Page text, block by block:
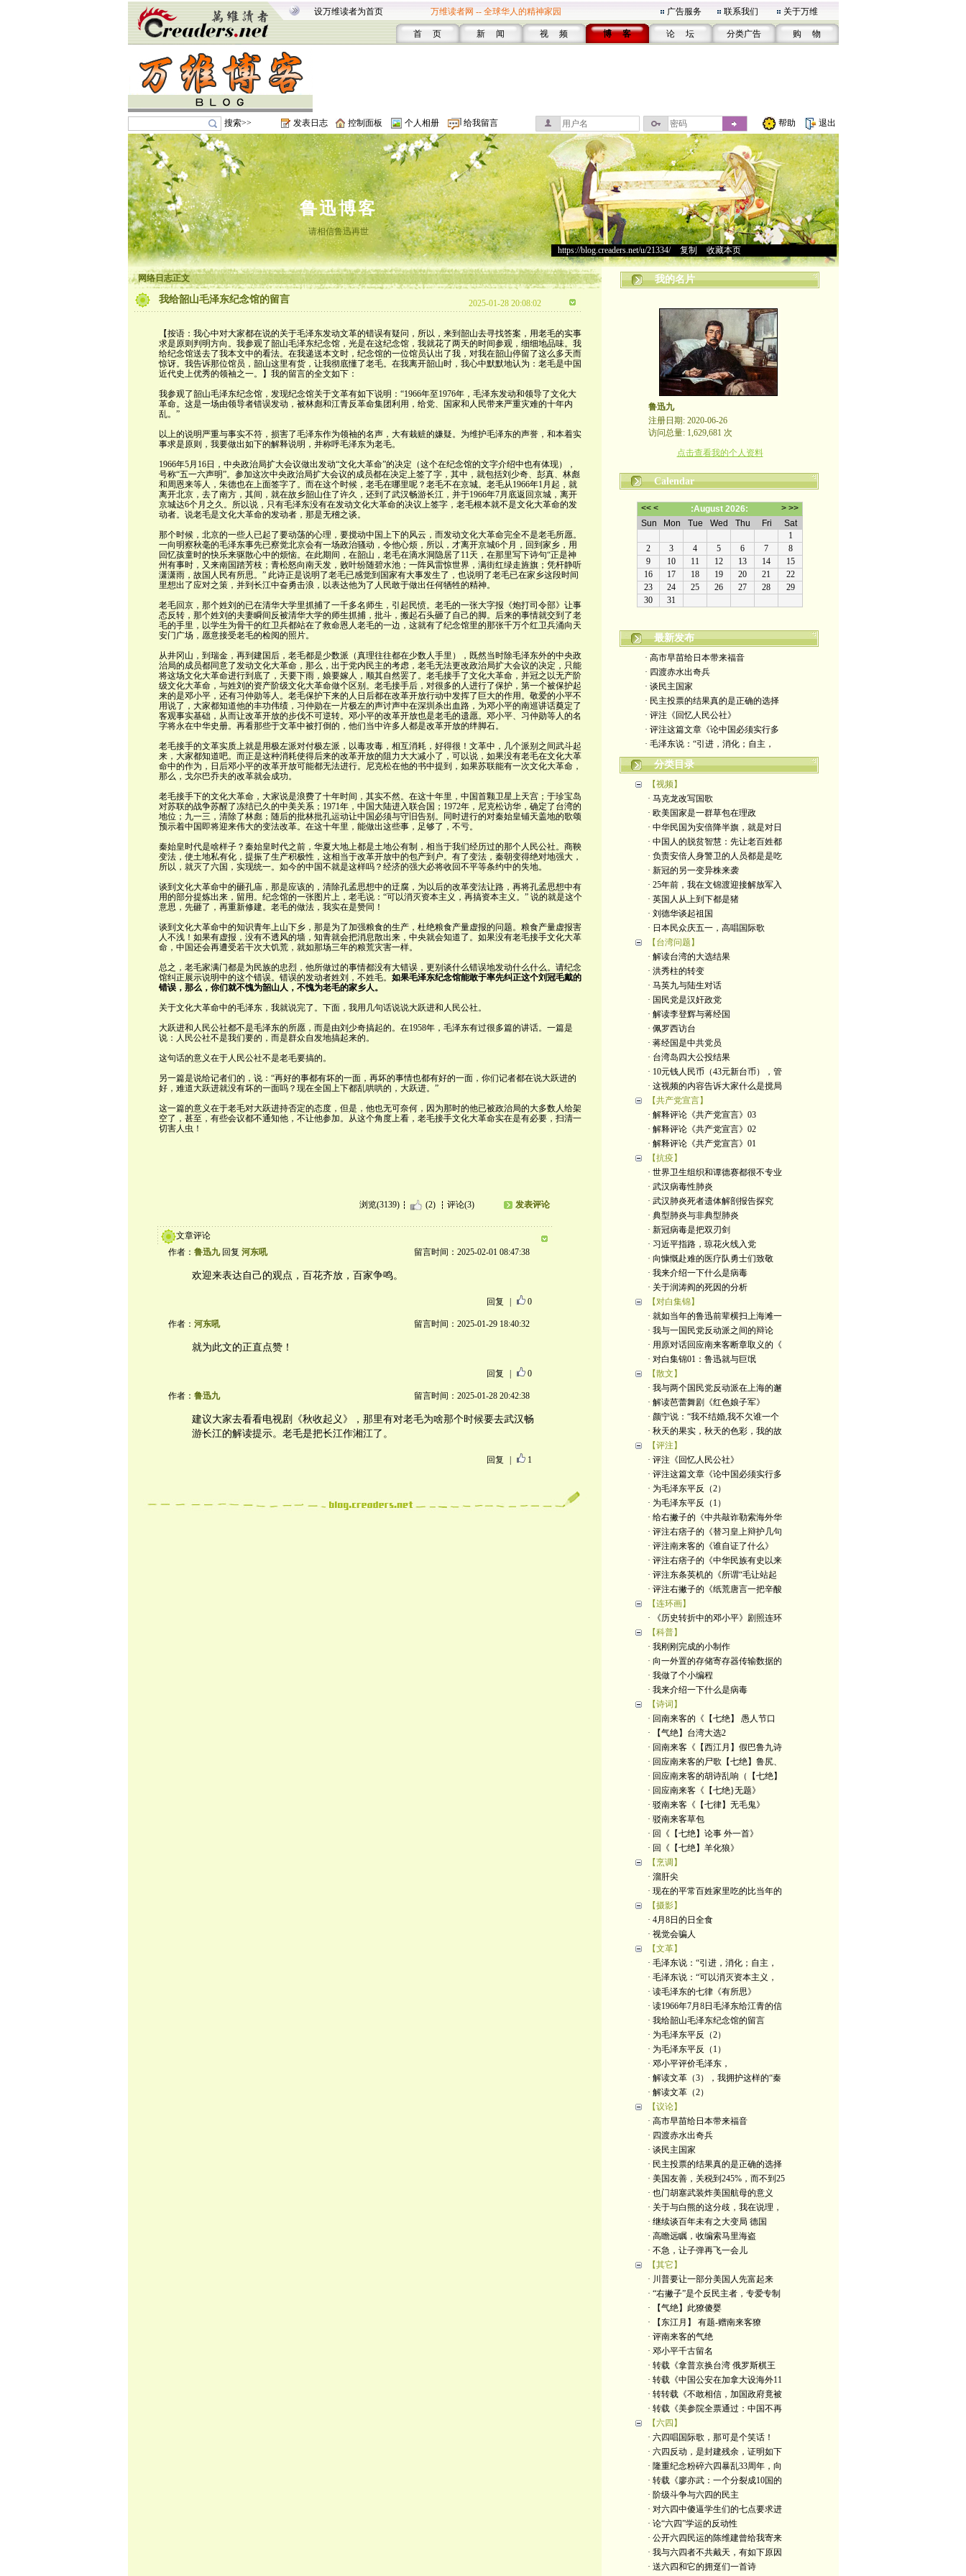
设万维读者为首页 万维读者网 -- 全球华人的精神家园 广告服务 联系我们 关于万维
首 页 新 闻 视 频 博 客 论 坛 分类广告 购 物
搜索>> 发表日志 控制面板 个人相册 给我留言 帮助 退出
鲁迅博客
请相信鲁迅再世
https://blog.creaders.net/u/21334/> 复制 收藏本页
网络日志正文
我给韶山毛泽东纪念馆的留言 2025-01-28 20:08:02
【按语：我心中对大家都在说的关于毛泽东发动文革的错误有疑问，所以，来到韶山去寻找答案，用老毛的实事
求是原则判明方向。我参观了韶山毛泽东纪念馆，光是在这纪念馆，我就花了两天的时间参观，细细地品味。我
给纪念馆送去了我本文中的看法。在我递送本文时，纪念馆的一位馆员认出了我，对我在韶山停留了这么多天而
惊讶。我告诉那位馆员，韶山这里有货，让我彻底懂了老毛。在我离开韶山时，我心中默默地认为：老毛是中国
近代史上优秀的领袖之一。】我的留言的全文如下：
我参观了韶山毛泽东纪念馆，发现纪念馆关于文革有如下说明：“1966年至1976年，毛泽东发动和领导了文化大
革命。这是一场由领导者错误发动，被林彪和江青反革命集团利用，给党、国家和人民带来严重灾难的十年内
乱。”
以上的说明严重与事实不符，损害了毛泽东作为领袖的名声，大有栽赃的嫌疑。为维护毛泽东的声誉，和本着实
事求是原则，我要做出如下的解释说明，并称呼毛泽东为老毛。
1966年5月16日，中央政治局扩大会议做出发动“文化大革命”的决定（这个在纪念馆的文字介绍中也有体现），
号称“五一六声明”。参加这次中央政治局扩大会议的成员都在决定上签了字，其中，就包括刘少奇、彭真、林彪
和周恩来等人，朱德也在上面签字了。而在这个时候，老毛在哪里呢？老毛不在京城。老毛从1966年1月起，就
离开北京，去了南方，其间，就在故乡韶山住了许久，还到了武汉畅游长江，并于1966年7月底返回京城，离开
京城达6个月之久。所以说，只有毛泽东没有在发动文化大革命的决议上签字，老毛根本就不是文化大革命的发
动者。说老毛是文化大革命的发动者，那是无稽之谈。
那个时候，北京的一些人已起了要动荡的心理，要搅动中国上下的风云，而发动文化大革命完全不是老毛所愿。
一向明察秋毫的毛泽东事先已察觉北京会有一场政治骚动，令他心烦，所以，才离开京城6个月，回到家乡，用
回忆孩童时的快乐来驱散心中的烦恼。在此期间，在韶山，老毛在滴水洞隐居了11天，在那里写下诗句“正是神
州有事时，又来南国踏芳枝；青松怒向南天发，败叶纷随碧水池；一阵风雷惊世界，满街红绿走旌旗；凭杆静听
潇潇雨，故国人民有所思。” 此诗正是说明了老毛已感觉到国家有大事发生了，也说明了老毛已在家乡这段时间
里想出了应对之策，并到长江中奋勇击浪，以表达他为了人民敢于做出任何牺牲的精神。
老毛回京，那个姓刘的已在清华大学里抓捕了一千多名师生，引起民愤。老毛的一张大字报《炮打司令部》让事
态反转，那个姓刘的夫妻瞬间反被清华大学的师生抓捕，批斗，搬起石头砸了自己的脚。后来的事情就交到了老
毛的手里，以学生为骨干的红卫兵都站在了救命恩人老毛的一边，这就有了纪念馆里的那张千万个红卫兵涌向天
安门广场，愿意接受老毛的检阅的照片。
从井冈山，到瑞金，再到建国后，老毛都是少数派（真理往往都在少数人手里），既然当时除毛泽东外的中央政
治局的成员都同意了发动文化大革命，那么，出于党内民主的考虑，老毛无法更改政治局扩大会议的决定，只能
将这场文化大革命进行到底了，天要下雨，娘要嫁人，顺其自然罢了。老毛接手了文化大革命，并冠之以无产阶
级文化大革命，与姓刘的资产阶级文化大革命做个区别。老毛接手后，对很多的人进行了保护，第一个被保护起
来的是邓小平，还有习仲勋等人。老毛保护下来的人日后都在改革开放行动中发挥了巨大的作用。敬爱的小平不
用说了，大家都知道他的丰功伟绩，习仲勋在一片极左的声讨声中在深圳杀出血路，为邓小平的南巡讲话奠定了
客观事实基础，从而让改革开放的步伐不可逆转。邓小平的改革开放也是老毛的遗愿。邓小平、习仲勋等人的名
字将永在中华史册。再看那些于文革中被打倒的，他们当中许多人都是改革开放的绊脚石。
老毛接手的文革实质上就是用极左派对付极左派，以毒攻毒，相互消耗，好得很！文革中，几个派别之间武斗起
来，大家都知道吧。而正是这种消耗使得后来的改革开放的阻力大大减小了，可以说，如果没有老毛在文化大革
命中的作为，日后邓小平的改革开放可能都无法进行。尼克松在他的书中提到，如果苏联能有一次文化大革命，
那么，戈尔巴乔夫的改革就会成功。
老毛接手下的文化大革命，大家说是浪费了十年时间，其实不然。在这十年里，中国首颗卫星上天宫；于珍宝岛
对苏联的战争苏醒了冻结已久的中美关系；1971年，中国大陆进入联合国；1972年，尼克松访华，确定了台湾的
地位；九一三，清除了林彪；随后的批林批孔运动让中国必须与守旧告别。同时进行的对秦始皇铺天盖地的歌颂
预示着中国即将迎来伟大的变法改革。在这十年里，能做出这些事，足够了，不亏。
秦始皇时代是啥样子？秦始皇时代之前，华夏大地上都是土地公有制，相当于我们经历过的那个人民公社。商鞅
变法，使土地私有化，提振了生产积极性，这相当于改革开放中的包产到户。有了变法，秦朝变得绝对地强大，
所以，就灭了六国，实现统一。如今的中国不就是这样吗？经济的强大必将收回不平等条约中的失地。
谈到文化大革命中的砸孔庙，那是应该的，清除孔孟思想中的迂腐，为以后的改革变法让路，再将孔孟思想中有
用的部分提炼出来，留用。纪念馆的一张图片上，老毛说：“可以消灭资本主义，再搞资本主义。” 说的就是这个
意思，先砸了，再重新修建。老毛的做法，我实在是赞同！
谈到文化大革命中的知识青年上山下乡，那是为了加强粮食的生产，杜绝粮食产量虚报的问题。粮食产量虚报害
人不浅！如果有虚报，没有不透风的墙，知青就会把消息散出来，中央就会知道了。如果没有老毛接手文化大革
命，中国还会再遭受若干次大饥荒，就如那场三年的粮荒灾害一样。
总之，老毛家满门都是为民族的忠烈，他所做过的事情都没有大错误，更别谈什么错误地发动什么什么。请纪念
馆纠正展示说明中的这个错误。错误的发动者姓刘，不姓毛。 如果毛泽东纪念馆能敢于率先纠正这个刘冠毛戴的
错误，那么，你们就不愧为韶山人，不愧为老毛的家乡人。
关于文化大革命中的毛泽东，我就说完了。下面，我用几句话说说大跃进和人民公社。
大跃进和人民公社都不是毛泽东的所愿，而是由刘少奇搞起的。在1958年，毛泽东有过很多篇的讲话。一篇是
说：人民公社不是我们要的，而是群众自发地搞起来的。
这句话的意义在于人民公社不是老毛要搞的。
另一篇是说给记者们的，说：“再好的事都有坏的一面，再坏的事情也都有好的一面，你们记者都在说大跃进的
好，难道大跃进就没有坏的一面吗？现在全国上下都乱哄哄的，大跃进。”
这一篇的意义在于老毛对大跃进持否定的态度，但是，他也无可奈何，因为那时的他已被政治局的大多数人给架
空了，甚至，有些会议都不通知他，不让他参加。从这个角度上看，老毛接手文化大革命实在是有必要，扫清一
切害人虫！
浏览(3139) (2) 评论(3) 发表评论
文章评论
作者： 鲁迅九回复 河东吼 留言时间：2025-02-01 08:47:38
欢迎来表达自己的观点，百花齐放，百家争鸣。
回复 0
作者： 河东吼 留言时间：2025-01-29 18:40:32
就为此文的正直点赞！
回复 0
作者： 鲁迅九 留言时间：2025-01-28 20:42:38
建议大家去看看电视剧《秋收起义》，那里有对老毛为啥那个时候要去武汉畅
游长江的解读提示。老毛是把长江作湘江了。
回复 1
我的名片
鲁迅九
注册日期: 2020-06-26
访问总量: 1,629,681 次
点击查看我的个人资料
Calendar
最新发布
· 高市早苗给日本带来福音
· 四渡赤水出奇兵
· 谈民主国家
· 民主投票的结果真的是正确的选择
· 评注《回忆人民公社》
· 评注这篇文章《论中国必须实行多
· 毛泽东说：“引进，消化；自主，
分类目录
【视频】
· 马克龙改写国歌
· 欧美国家是一群草包在理政
· 中华民国为安倍降半旗，就是对日
· 中国人的脱贫智慧：先让老百姓都
· 负责安倍人身警卫的人员都是是吃
· 新冠的另一变异株来袭
· 25年前，我在文锦渡迎接解放军入
· 英国人从上到下都是猪
· 刘德华谈起祖国
· 日本民众庆五一，高唱国际歌
【台湾问题】
· 解读台湾的大选结果
· 洪秀柱的转变
· 马英九与陆生对话
· 国民党是汉奸政党
· 解读李登辉与蒋经国
· 佩罗西访台
· 蒋经国是中共党员
· 台湾岛四大公投结果
· 10元钱人民币（43元新台币），管
· 这视频的内容告诉大家什么是搅局
【共产党宣言】
· 解释评论《共产党宣言》03
· 解释评论《共产党宣言》02
· 解释评论《共产党宣言》01
【抗疫】
· 世界卫生组织和谭德赛都很不专业
· 武汉病毒性肺炎
· 武汉肺炎死者遗体解剖报告探究
· 典型肺炎与非典型肺炎
· 新冠病毒是把双刃剑
· 习近平指路，琼花火线入党
· 向慷慨赴难的医疗队勇士们致敬
· 我来介绍一下什么是病毒
· 关于润涛阎的死因的分析
【对白集锦】
· 就如当年的鲁迅前辈横扫上海滩一
· 我与一国民党反动派之间的辩论
· 用原对话回应南来客断章取义的《
· 对白集锦01：鲁迅就与巨氓
【散文】
· 我与两个国民党反动派在上海的邂
· 解读芭蕾舞剧《红色娘子军》
· 颜宁说：“我不结婚,我不欠谁一个
· 秋天的果实，秋天的色彩，我的故
【评注】
· 评注《回忆人民公社》
· 评注这篇文章《论中国必须实行多
· 为毛泽东平反（2）
· 为毛泽东平反（1）
· 给右撇子的《中共敲诈勒索海外华
· 评注右痞子的《替习皇上辩护几句
· 评注南来客的《谁自证了什么》
· 评注右痞子的《中华民族有史以来
· 评注东条英机的《所谓“毛让站起
· 评注右撇子的《纸荒唐言一把辛酸
【连环画】
· 《历史转折中的邓小平》剧照连环
【科普】
· 我刚刚完成的小制作
· 向一外置的存储寄存器传输数据的
· 我做了个小编程
· 我来介绍一下什么是病毒
【诗词】
· 回南来客的《【七绝】 愚人节口
· 【气绝】台湾大选2
· 回南来客《【西江月】假巴鲁九诗
· 回应南来客的尸歌【七绝】鲁尻、
· 回应南来客的胡诗乱响（【七绝】
· 回应南来客《【七绝}无题》
· 驳南来客《【七律】无毛鬼》
· 驳南来客草包
· 回《【七绝】论事 外一首》
· 回《【七绝】羊化狼》
【烹调】
· 溜肝尖
· 现在的平常百姓家里吃的比当年的
【摄影】
· 4月8日的日全食
· 视觉会骗人
【文革】
· 毛泽东说：“引进，消化；自主，
· 毛泽东说：“可以消灭资本主义，
· 读毛泽东的七律《有所思》
· 读1966年7月8日毛泽东给江青的信
· 我给韶山毛泽东纪念馆的留言
· 为毛泽东平反（2）
· 为毛泽东平反（1）
· 邓小平评价毛泽东，
· 解读文革（3），我拥护这样的“秦
· 解读文革（2）
【议论】
· 高市早苗给日本带来福音
· 四渡赤水出奇兵
· 谈民主国家
· 民主投票的结果真的是正确的选择
· 美国友善，关税到245%，而不到25
· 也门胡塞武装炸美国航母的意义
· 关于与白熊的这分歧，我在说理，
· 继续谈百年未有之大变局 德国
· 高瞻远瞩，收编索马里海盗
· 不急，让子弹再飞一会儿
【其它】
· 川普要让一部分美国人先富起来
· “右撇子”是个反民主者，专爱专制
· 【气绝】此獠傻婴
· 【东江月】 有题-赠南来客獠
· 评南来客的气绝
· 邓小平千古留名
· 转载《拿普京换台湾 俄罗斯棋王
· 转载《中国公安在加拿大设海外11
· 转转载《不敢相信，加国政府竟被
· 转载《美参院全票通过：中国不再
【六四】
· 六四唱国际歌，那可是个笑话！
· 六四反动，是封建残余，证明如下
· 隆重纪念粉碎六四暴乱33周年，向
· 转载《廖亦武：一个分裂成10国的
· 阶级斗争与六四的民主
· 对六四中傻逼学生们的七点要求进
· 论“六四”学运的反动性
· 公开六四民运的陈维建曾给我寄来
· 我与六四者不共戴天，有如下原因
· 送六四和它的拥趸们一首诗